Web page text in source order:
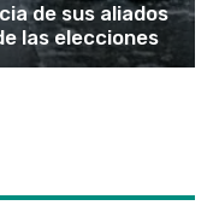
de sus aliados
las elecciones